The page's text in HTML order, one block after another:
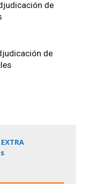
de
de